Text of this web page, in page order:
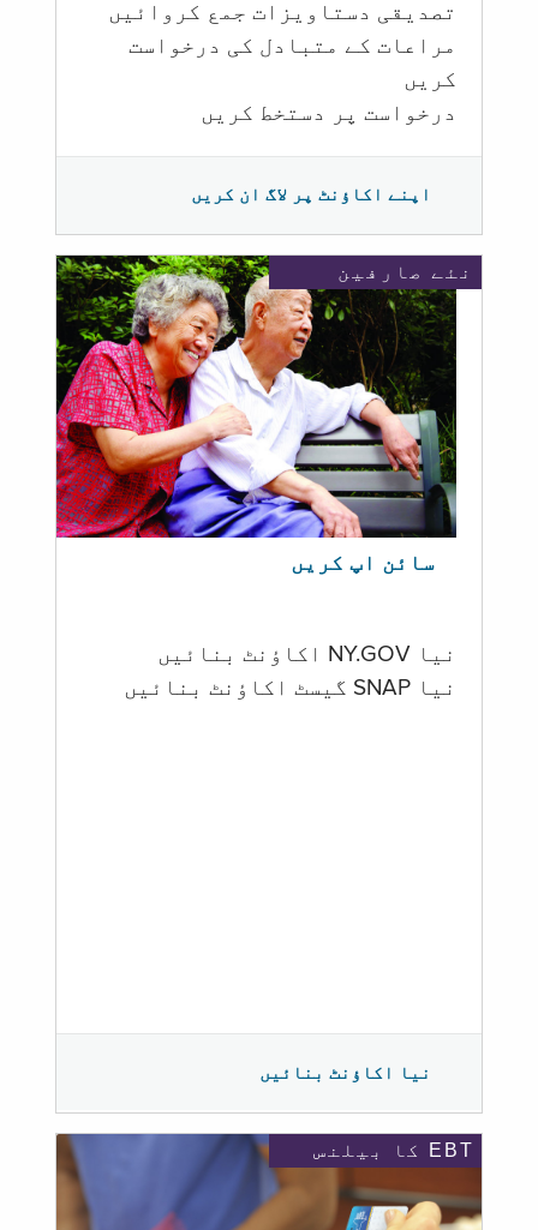
تصدیقی دستاویزات جمع کروائیں
مراعات کے متبادل کی درخواست
کریں
درخواست پر دستخط کریں
اپنے اکاؤنٹ پر لاگ ان کریں
نئے صارفین
سائن اپ کریں
نیا NY.GOV اکاؤنٹ بنائیں
نیا SNAP گیسٹ اکاؤنٹ بنائیں
نیا اکاؤنٹ بنائیں
EBT کا بیلنس